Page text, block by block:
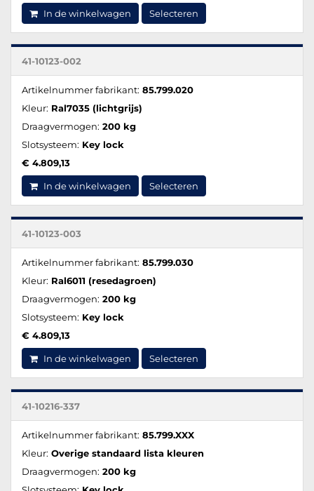
In de winkelwagen Selecteren
41-10123-002
Artikelnummer fabrikant: 85.799.020
Kleur: Ral7035 (lichtgrijs)
Draagvermogen: 200 kg
Slotsysteem: Key lock
€ 4.809,13
In de winkelwagen Selecteren
41-10123-003
Artikelnummer fabrikant: 85.799.030
Kleur: Ral6011 (resedagroen)
Draagvermogen: 200 kg
Slotsysteem: Key lock
€ 4.809,13
In de winkelwagen Selecteren
41-10216-337
Artikelnummer fabrikant: 85.799.XXX
Kleur: Overige standaard lista kleuren
Draagvermogen: 200 kg